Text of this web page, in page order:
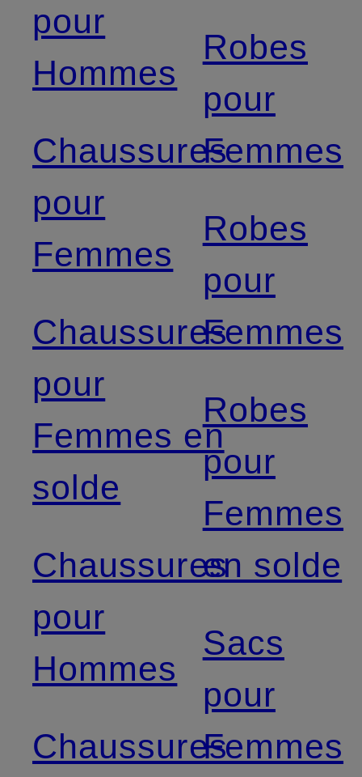
pour
Hommes
Chaussures
pour
Femmes
Chaussures
pour
Femmes en
solde
Chaussures
pour
Hommes
Chaussures
Robes
pour
Femmes
Robes
pour
Femmes
Robes
pour
Femmes
en solde
Sacs
pour
Femmes